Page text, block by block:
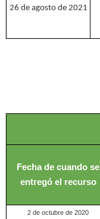
26 de agosto de 2021
Fecha de cuando se
entregó el recurso
2 de octubre de 2020